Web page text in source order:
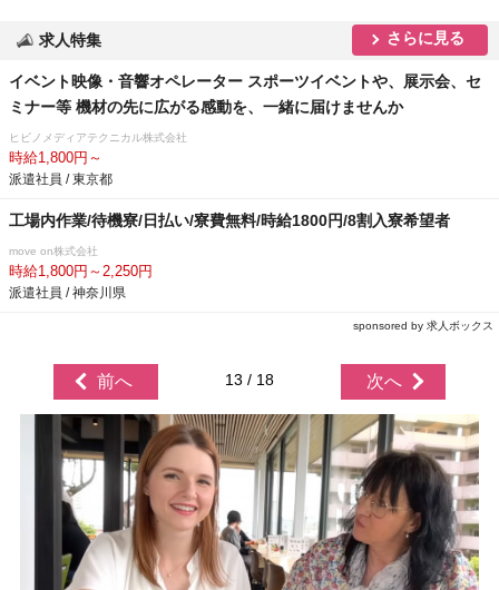
求人特集 さらに見る
イベント映像・音響オペレーター スポーツイベントや、展示会、セ
ミナー等 機材の先に広がる感動を、一緒に届けませんか
ヒビノメディアテクニカル株式会社
時給1,800円～
派遣社員 / 東京都
工場内作業/待機寮/日払い/寮費無料/時給1800円/8割入寮希望者
move on株式会社
時給1,800円～2,250円
派遣社員 / 神奈川県
sponsored by 求人ボックス
前へ 13 / 18 次へ